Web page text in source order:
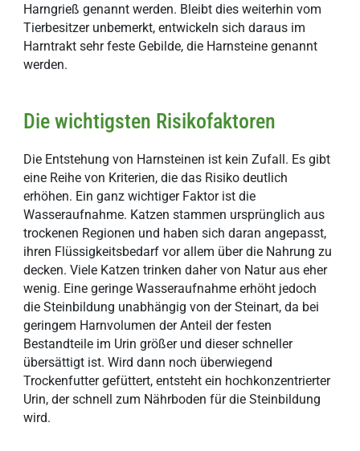
Harngrieß genannt werden. Bleibt dies weiterhin vom
Tierbesitzer unbemerkt, entwickeln sich daraus im
Harntrakt sehr feste Gebilde, die Harnsteine genannt
werden.
Die wichtigsten Risikofaktoren
Die Entstehung von Harnsteinen ist kein Zufall. Es gibt
eine Reihe von Kriterien, die das Risiko deutlich
erhöhen. Ein ganz wichtiger Faktor ist die
Wasseraufnahme. Katzen stammen ursprünglich aus
trockenen Regionen und haben sich daran angepasst,
ihren Flüssigkeitsbedarf vor allem über die Nahrung zu
decken. Viele Katzen trinken daher von Natur aus eher
wenig. Eine geringe Wasseraufnahme erhöht jedoch
die Steinbildung unabhängig von der Steinart, da bei
geringem Harnvolumen der Anteil der festen
Bestandteile im Urin größer und dieser schneller
übersättigt ist. Wird dann noch überwiegend
Trockenfutter gefüttert, entsteht ein hochkonzentrierter
Urin, der schnell zum Nährboden für die Steinbildung
wird.